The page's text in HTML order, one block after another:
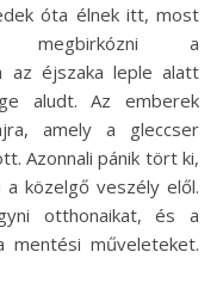
óta élnek itt, most
megbirkózni a
az éjszaka leple alatt
aludt. Az emberek
amely a gleccser
Azonnali pánik tört ki,
a közelgő veszély elől.
otthonaikat, és a
mentési műveleteket.